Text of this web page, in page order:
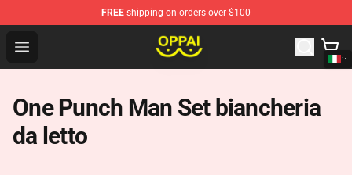
FREE shipping on orders over $100
Open menu
Oppai Store - Official Oppai Merchandise Shop
One Punch Man Set biancheria
da letto